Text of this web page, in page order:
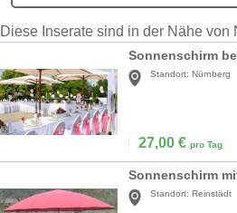
Diese Inserate sind in der Nähe von
Standort: Nürnberg
27,00 € pro Tag
Sonnenschirm
Standort: Reinstädt